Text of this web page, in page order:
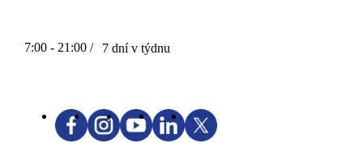
7:00 - 21:00 / 7 dní v týdnu